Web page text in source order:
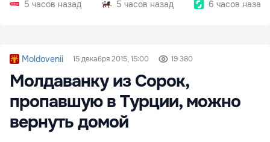
5 часов назад 5 часов назад
6 часов назад
Moldovenii 15 декабря 2015, 15:00 19 380
Молдаванку из Сорок,
пропавшую в Турции, можно
вернуть домой